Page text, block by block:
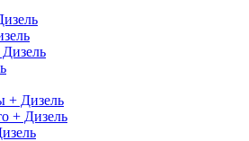
Дизель
+ Дизель
+ Дизель